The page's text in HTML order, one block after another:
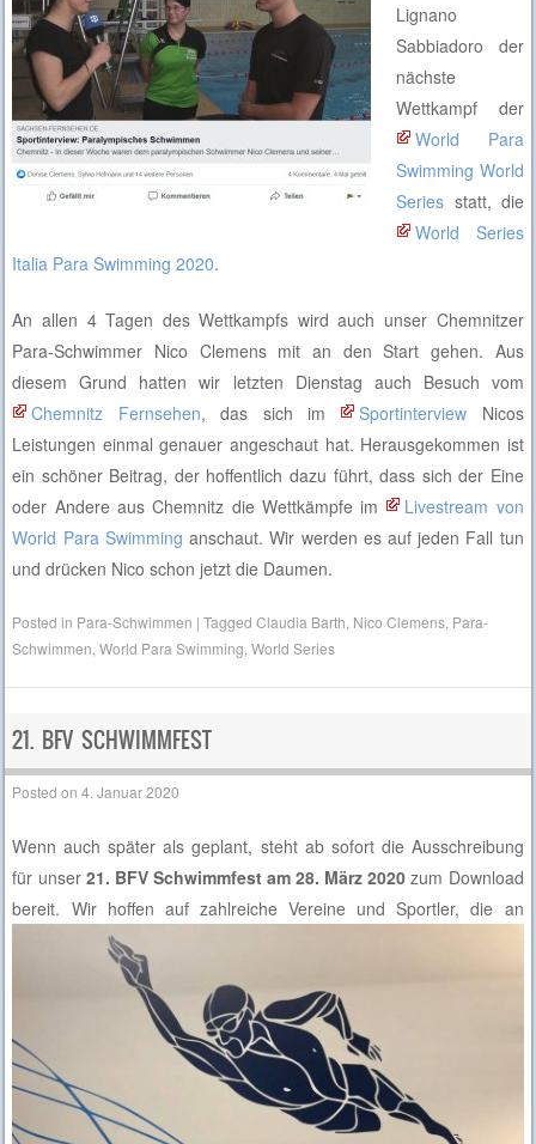
Lignano
Sabbiadoro der
nächste
Wettkampf der
World Para
Swimming World
Series statt, die
World Series
Italia Para Swimming 2020.
An allen 4 Tagen des Wettkampfs wird auch unser Chemnitzer
Para-Schwimmer Nico Clemens mit an den Start gehen. Aus
diesem Grund hatten wir letzten Dienstag auch Besuch vom
Chemnitz Fernsehen, das sich im Sportinterview Nicos
Leistungen einmal genauer angeschaut hat. Herausgekommen ist
ein schöner Beitrag, der hoffentlich dazu führt, dass sich der Eine
oder Andere aus Chemnitz die Wettkämpfe im
Livestream von
World Para Swimming anschaut. Wir werden es auf jeden Fall tun
und drücken Nico schon jetzt die Daumen.
Posted in Para-Schwimmen |TaggedClaudia Barth Nico Clemens Para-
Schwimmen ,World Para Swimming ,World Series
21. BFV SCHWIMMFEST
Posted on4. Januar 2020
Wenn auch später als geplant, steht ab sofort die Ausschreibung
für unser 21. BFV Schwimmfest am 28. März 2020 zum Download
bereit. Wir hoffen auf zahlreiche Vereine und Sportler, die an